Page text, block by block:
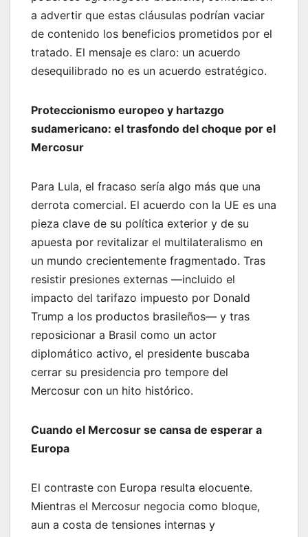
a advertir que estas cláusulas podrían vaciar
de contenido los beneficios prometidos por el
tratado. El mensaje es claro: un acuerdo
desequilibrado no es un acuerdo estratégico.
Proteccionismo europeo y hartazgo
sudamericano: el trasfondo del choque por el
Mercosur
Para Lula, el fracaso sería algo más que una
derrota comercial. El acuerdo con la UE es una
pieza clave de su política exterior y de su
apuesta por revitalizar el multilateralismo en
un mundo crecientemente fragmentado. Tras
resistir presiones externas —incluido el
impacto del tarifazo impuesto por Donald
Trump a los productos brasileños— y tras
reposicionar a Brasil como un actor
diplomático activo, el presidente buscaba
cerrar su presidencia pro tempore del
Mercosur con un hito histórico.
Cuando el Mercosur se cansa de esperar a
Europa
El contraste con Europa resulta elocuente.
Mientras el Mercosur negocia como bloque,
aun a costa de tensiones internas y